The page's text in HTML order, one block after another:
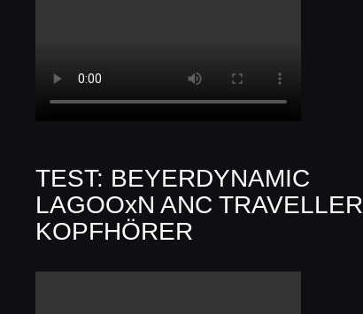
TEST: BEYERDYNAMIC
LAGOOxN ANC TRAVELLER
KOPFHÖRER